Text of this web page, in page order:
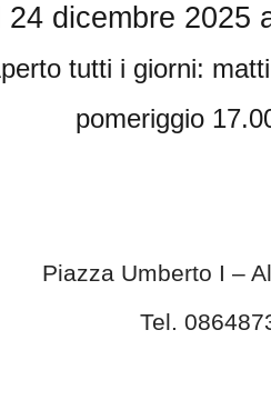
24 dicembre 2025
tutti i giorni:
pomeriggio
Piazza Umberto I –
Tel.